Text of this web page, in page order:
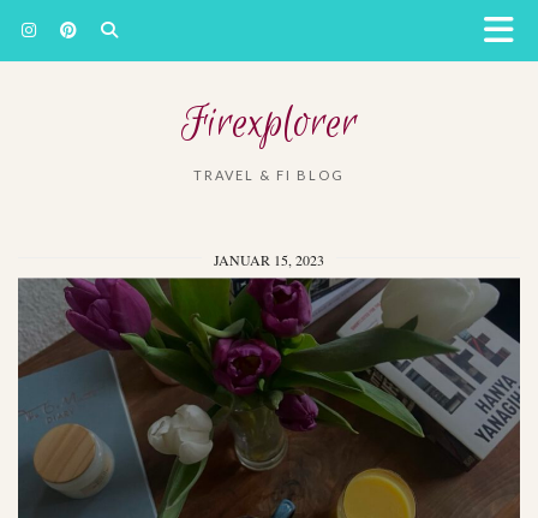
Firexplorer
TRAVEL & FI BLOG
JANUAR 15, 2023